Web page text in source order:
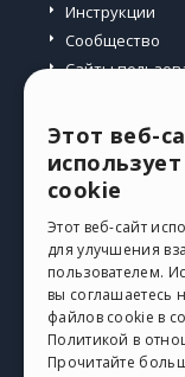
Инструкции
Сообщество
Сайты
Профиль
Мои посты
Мои
Загрузить
Веб-хостинг
Мои
Этот веб-
cookie
Этот веб-сайт
для улучшения
пользователем.
вы соглашаетесь
файлов cookie в
Политикой в
Прочитайте